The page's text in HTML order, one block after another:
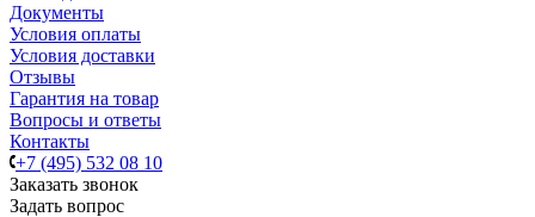
Документы
Условия оплаты
Условия доставки
Отзывы
Гарантия на товар
Вопросы и ответы
Контакты
+7 (495) 532 08 10
Заказать звонок
Задать вопрос